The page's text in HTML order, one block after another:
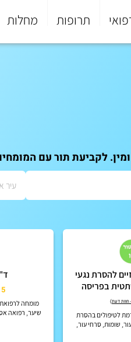
תרופות מחלות
לקביעת תור עם
להסרת נגעי
בפריסה
)
לטיפולים בהסרת
שומות, סרחי עור,
5
מומחה לרפואת
שיער, רפואה